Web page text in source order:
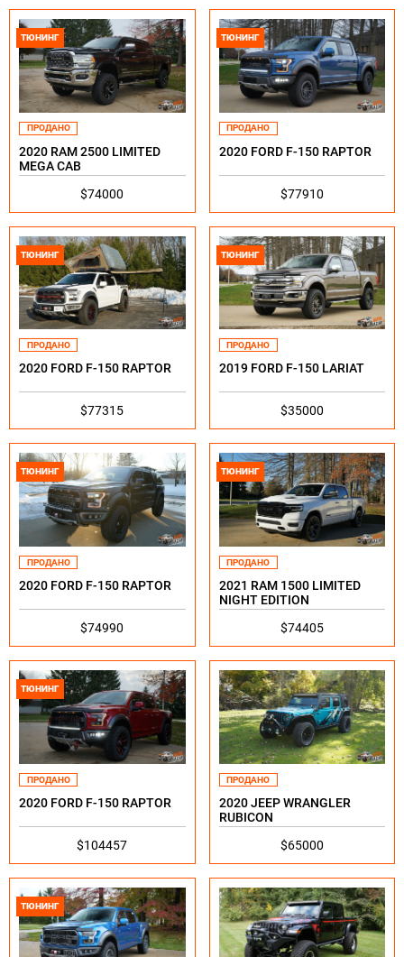
ТЮНИНГ
ПРОДАНО
2020 RAM 2500 LIMITED
MEGA CAB
$74000
ТЮНИНГ
ПРОДАНО
2020 FORD F-150 RAPTOR
$77910
ТЮНИНГ
ПРОДАНО
2020 FORD F-150 RAPTOR
$77315
ТЮНИНГ
ПРОДАНО
2019 FORD F-150 LARIAT
$35000
ТЮНИНГ
ПРОДАНО
2020 FORD F-150 RAPTOR
$74990
ТЮНИНГ
ПРОДАНО
2021 RAM 1500 LIMITED
NIGHT EDITION
$74405
ТЮНИНГ
ПРОДАНО
2020 FORD F-150 RAPTOR
$104457
ПРОДАНО
2020 JEEP WRANGLER
RUBICON
$65000
ТЮНИНГ